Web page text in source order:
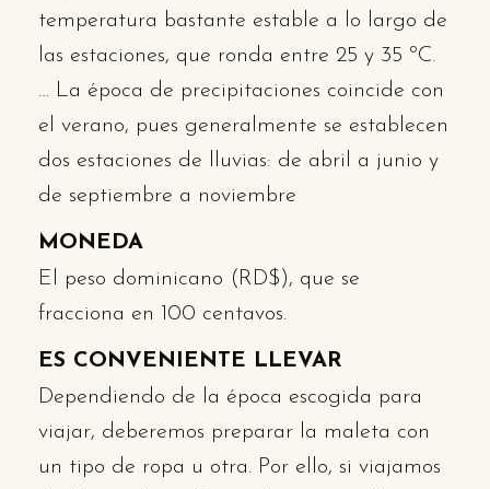
temperatura bastante estable a lo largo de
las estaciones, que ronda entre 25 y 35 ºC.
… La época de precipitaciones coincide con
el verano, pues generalmente se establecen
dos estaciones de lluvias: de abril a junio y
de septiembre a noviembre
MONEDA
El peso dominicano (RD$), que se
fracciona en 100 centavos.
ES CONVENIENTE LLEVAR
Dependiendo de la época escogida para
viajar, deberemos preparar la maleta con
un tipo de ropa u otra. Por ello, si viajamos